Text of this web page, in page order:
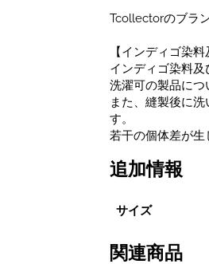
Tcollectorのブラ
【インディゴ染
インディゴ染料
洗濯可の製品につ
また、縫製後に
す。
若干の個体差が生
追加情報
サイズ
関連商品